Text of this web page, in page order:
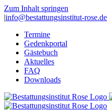
Zum Inhalt springen
|info@bestattungsinstitut-rose.de
Termine
Gedenkportal
Gästebuch
Aktuelles
FAQ
Downloads